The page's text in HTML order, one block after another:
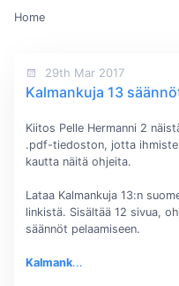
Home
29th Mar 2017
Kalmankuja 13
Kiitos Pelle Hermanni 2
.pdf-tiedoston, jotta
kautta näitä ohjeita.
Lataa Kalmankuja 13:n
linkistä. Sisältää 12 sivua,
säännöt pelaamiseen.
Kalmank...